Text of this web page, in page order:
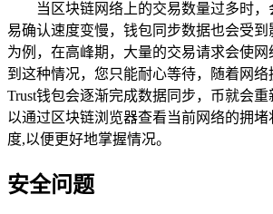
当区块链网络上的交易数量过多时
易确认速度变慢，钱包同步数据也会受
为例，在高峰期，大量的交易请求会使
到这种情况，您只能耐心等待，随着网络
Trust钱包会逐渐完成数据同步，币就会
以通过区块链浏览器查看当前网络的拥
度,以便更好地掌握情况。
安全问题